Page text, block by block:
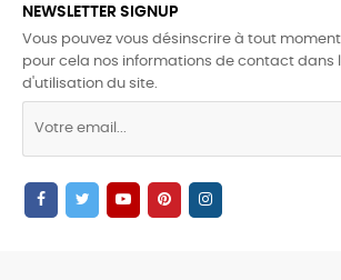
NEWSLETTER SIGNUP
Vous pouvez vous désinscrire à tout
pour cela nos informations de contact dans
d'utilisation du site.